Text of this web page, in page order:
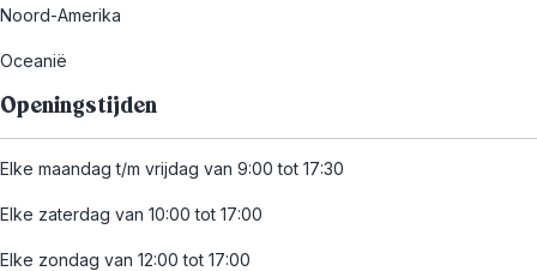
Noord-Amerika
Oceanië
Openingstijden
Elke maandag t/m vrijdag van 9:00 tot 17:30
Elke zaterdag van 10:00 tot 17:00
Elke zondag van 12:00 tot 17:00